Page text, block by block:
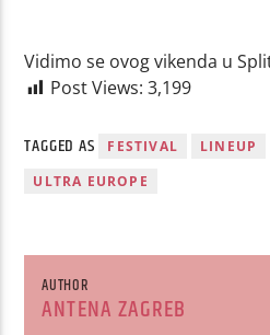
Vidimo se ovog vikenda u
Post Views: 3,199
TAGGED AS FESTIVAL LINEUP
ULTRA EUROPE
AUTHOR
ANTENA ZAGREB